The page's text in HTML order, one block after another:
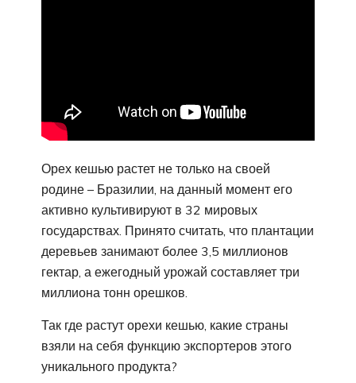
Орех кешью растет не только на своей
родине – Бразилии, на данный момент его
активно культивируют в 32 мировых
государствах. Принято считать, что плантации
деревьев занимают более 3,5 миллионов
гектар, а ежегодный урожай составляет три
миллиона тонн орешков.
Так где растут орехи кешью, какие страны
взяли на себя функцию экспортеров этого
уникального продукта?